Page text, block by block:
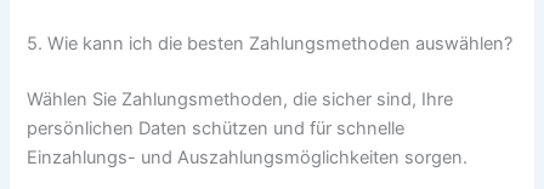
5. Wie kann ich die besten Zahlungsmethoden auswählen?
Wählen Sie Zahlungsmethoden, die sicher sind, Ihre
persönlichen Daten schützen und für schnelle
Einzahlungs- und Auszahlungsmöglichkeiten sorgen.